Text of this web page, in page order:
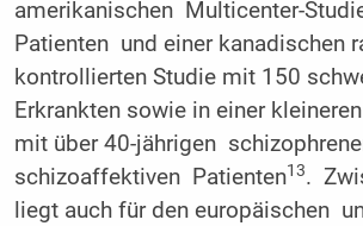
amerikanischen Multicenter-
Patienten und einer kanadischen
kontrollierten Studie mit 150
Erkrankten sowie in einer
mit über 40-jährigen
schizoaffektiven Patienten13.
liegt auch für den europäischen